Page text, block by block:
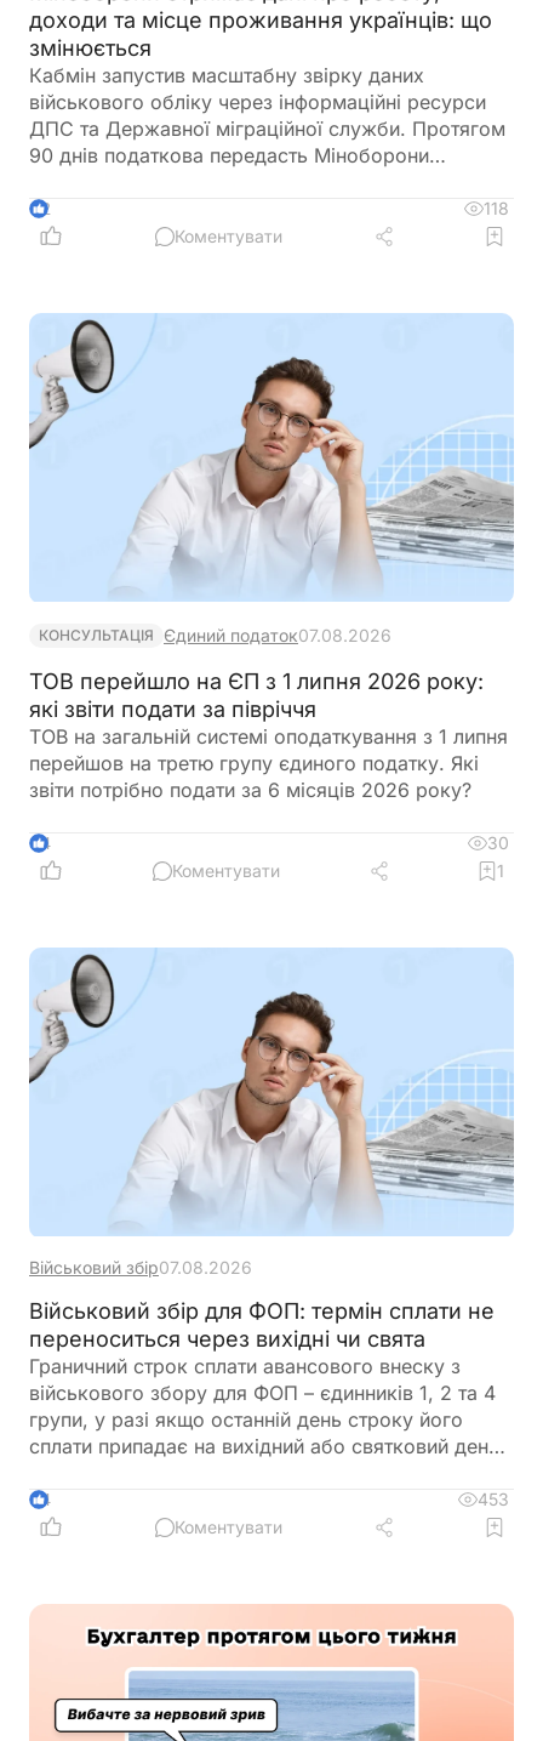
доходи та місце проживання українців: що
змінюється
Кабмін запустив масштабну звірку даних
військового обліку через інформаційні ресурси
ДПС та Державної міграційної служби. Протягом
90 днів податкова передасть Міноборони
років, включаючи відомості про місце роботи,
доходи та персональні дані. Паралельно ДМС
відцифрований образ обличчя. Якщо людини ще
немає у військовому реєстрі, система
автоматично сформує для неї цифровий профіль
на підставі отриманої інформації
2
118
Коментувати
КОНСУЛЬТАЦІЯ Єдиний податок07.08.2026
ТОВ перейшло на ЄП з 1 липня 2026 року:
які звіти подати за півріччя
ТОВ на загальній системі оподаткування з 1 липня
перейшов на третю групу єдиного податку. Які
звіти потрібно подати за 6 місяців 2026 року?
4
30
Коментувати
1
Військовий збір07.08.2026
Військовий збір для ФОП: термін сплати не
переноситься через вихідні чи свята
Граничний строк сплати авансового внеску з
військового збору для ФОП – єдинників 1, 2 та 4
групи, у разі якщо останній день строку його
сплати припадає на вихідний або святковий день,
за вихідним або святковим днем
4
453
Коментувати